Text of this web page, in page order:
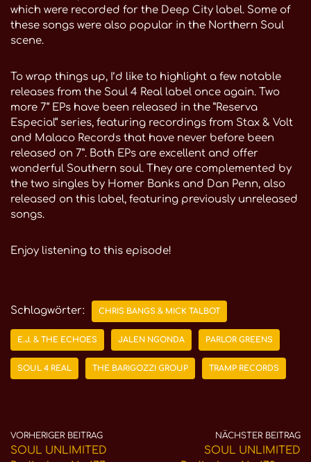
which were recorded for the Deep City label. Some of
these songs were also popular in the Northern Soul
scene.
To wrap things up, I’d like to highlight a few notable
releases from the Soul 4 Real label once again. Two
more 7“ EPs have been released in the ”Reserva
Especial“ series, featuring recordings from Stax & Volt
and Malaco Records that have never before been
released on 7”. Both EPs are excellent and offer
wonderful Southern soul. They are complemented by
the two singles by Homer Banks and Dan Penn, also
released on this label, featuring previously unreleased
songs.
Enjoy listening to this episode!
Schlagwörter: CHRIS BANGS & MICK TALBOT
E.J. & THE ECHOES JALEN NGONDA PARLOR GREENS
SOUL 4 REAL THE BARIGOZZI GROUP TRAMP RECORDS
VORHERIGER BEITRAG
SOUL UNLIMITED
NÄCHSTER BEITRAG
SOUL UNLIMITED